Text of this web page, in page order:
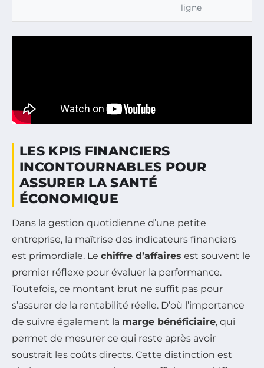
ligne
LES KPIS FINANCIERS
INCONTOURNABLES POUR
ASSURER LA SANTÉ
ÉCONOMIQUE
Dans la gestion quotidienne d’une petite
entreprise, la maîtrise des indicateurs financiers
est primordiale. Le chiffre d’affaires est souvent le
premier réflexe pour évaluer la performance.
Toutefois, ce montant brut ne suffit pas pour
s’assurer de la rentabilité réelle. D’où l’importance
de suivre également la marge bénéficiaire, qui
permet de mesurer ce qui reste après avoir
soustrait les coûts directs. Cette distinction est